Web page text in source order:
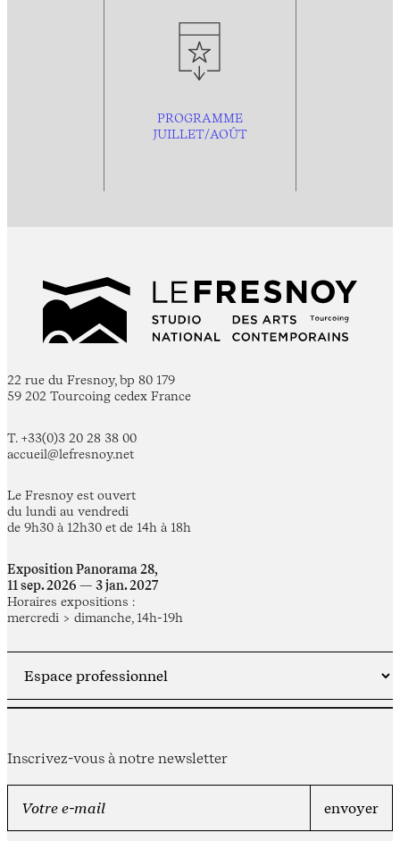
PROGRAMME
JUILLET/AOÛT
22 rue du Fresnoy, bp 80 179
59 202 Tourcoing cedex France
T. +33(0)3 20 28 38 00
accueil@lefresnoy.net
Le Fresnoy est ouvert
du lundi au vendredi
de 9h30 à 12h30 et de 14h à 18h
Exposition Panorama 28,
11 sep. 2026 — 3 jan. 2027
Horaires expositions :
mercredi > dimanche, 14h-19h
Inscrivez-vous à notre newsletter